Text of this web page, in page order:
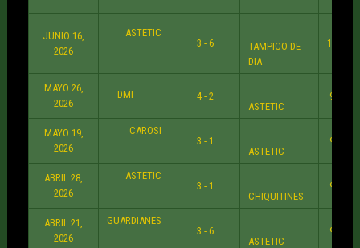
JUNIO 16,
2026
ASTETIC
3 - 6
TAMPICO DE
DIA
10:30
MAYO 26,
2026
DMI
4 - 2
ASTETIC
9:30
MAYO 19,
2026
CAROSI
3 - 1
ASTETIC
9:30
ABRIL 28,
2026
ASTETIC
3 - 1
CHIQUITINES
9:30
ABRIL 21,
2026
GUARDIANES
3 - 6
ASTETIC
9:30